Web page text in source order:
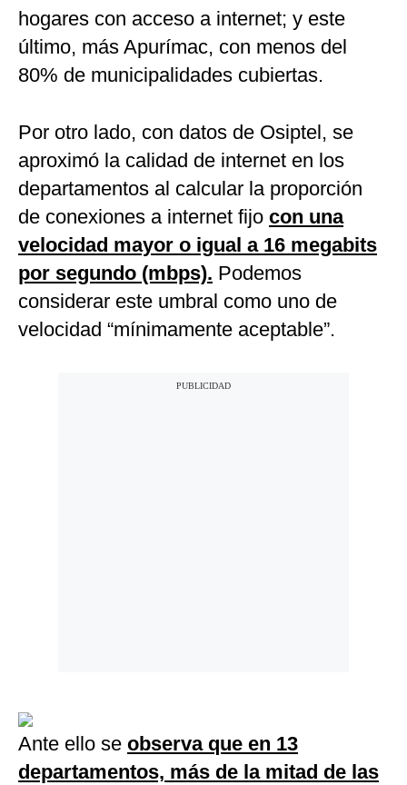
hogares con acceso a internet; y este
último, más Apurímac, con menos del
80% de municipalidades cubiertas.
Por otro lado, con datos de Osiptel, se
aproximó la calidad de internet en los
departamentos al calcular la proporción
de conexiones a internet fijo con una
velocidad mayor o igual a 16 megabits
por segundo (mbps). Podemos
considerar este umbral como uno de
velocidad “mínimamente aceptable”.
Ante ello se observa que en 13
departamentos, más de la mitad de las